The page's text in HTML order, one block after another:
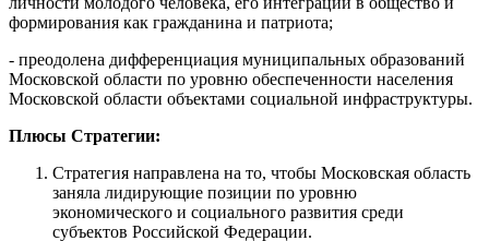
формирования как гражданина и патриота;
- преодолена дифференциация муниципальных образований
Московской области по уровню обеспеченности населения
Московской области объектами социальной инфраструктуры.
Плюсы Стратегии:
Стратегия направлена на то, чтобы Московская область
заняла лидирующие позиции по уровню
экономического и социального развития среди
субъектов Российской Федерации.